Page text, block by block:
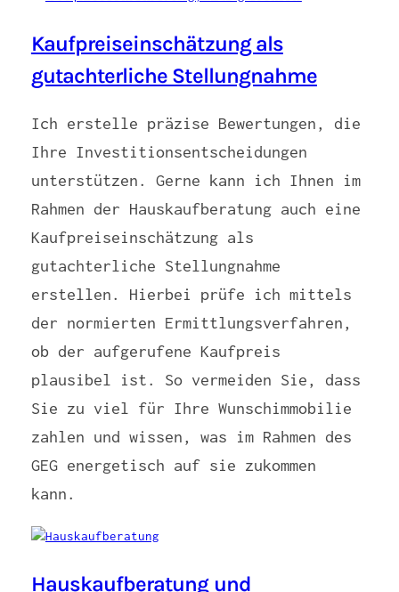
Kaufpreiseinschätzung als
gutachterliche Stellungnahme
Ich erstelle präzise Bewertungen, die
Ihre Investitionsentscheidungen
unterstützen. Gerne kann ich Ihnen im
Rahmen der Hauskaufberatung auch eine
Kaufpreiseinschätzung als
gutachterliche Stellungnahme
erstellen. Hierbei prüfe ich mittels
der normierten Ermittlungsverfahren,
ob der aufgerufene Kaufpreis
plausibel ist. So vermeiden Sie, dass
Sie zu viel für Ihre Wunschimmobilie
zahlen und wissen, was im Rahmen des
GEG energetisch auf sie zukommen
kann.
Hauskaufberatung und